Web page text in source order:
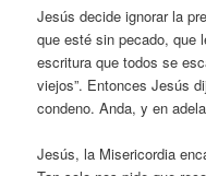
Jesús decide ignorar la
que esté sin pecado, que
escritura que todos se
viejos”. Entonces Jesús
condeno. Anda, y en
Jesús, la Misericordia